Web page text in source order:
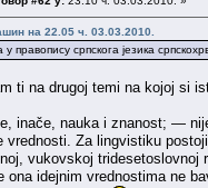
на 22.05 ч. 03.03.2010.
правопису српскога језика
ti na drugoj temi na kojoj si
inače, nauka i znanost; —
vrednosti. Za lingvistiku
vukovskoj
ona idejnim vrednostima ne